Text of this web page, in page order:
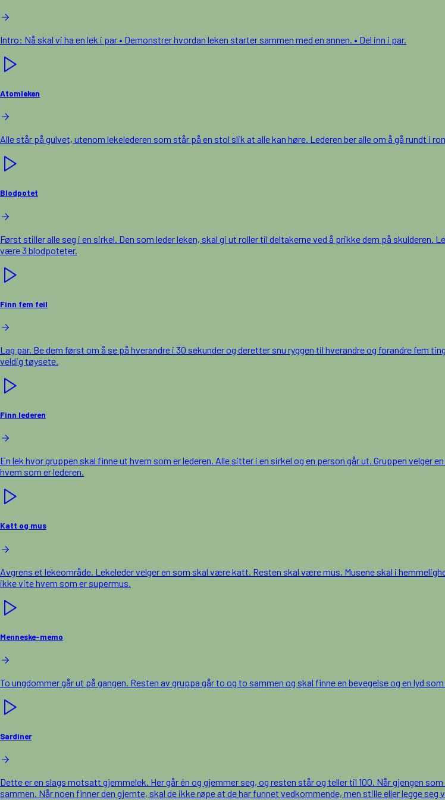
Intro: Nå skal vi ha en lek i par • Demonstrer hvordan leken starter sammen med en annen. • Del inn i par.
Atomleken
Alle står på gulvet, utenom lekelederen som står på en stol slik at alle kan høre. Lederen ber alle om å gå rundt i
Blodpotet
Først stiller alle seg i en sirkel. Den som leder leken, skal gi ut roller til deltakerne ved å prikke dem på
være 3 blodpoteter.
Finn fem feil
Lag par. Be dem først om å se på hverandre i 30 sekunder og deretter snu ryggen til hverandre og forandre fem
veldig tøysete.
Finn lederen
En lek hvor gruppen skal finne ut hvem som er lederen. Alle sitter i en sirkel og en person går ut. Gruppen velger
hvem som er lederen.
Katt og mus
Avgrens et lekeområde. Lekeleder velger en som skal være katt. Resten skal være mus. Musene skal i
ikke vite hvem som er supermus.
Menneske-memo
To ungdommer går ut på gangen. Resten av gruppa går to og to sammen og skal finne en bevegelse og en lyd
Sardiner
Dette er en slags motsatt gjemmelek. Her går én og gjemmer seg, og resten står og teller til 100. Når gjengen
sammen. Når noen finner den gjemte, skal de ikke røpe at de har funnet vedkommende, men stille eller legge